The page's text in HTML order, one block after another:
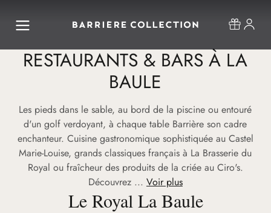
RESTAURANTS & BARS À LA
BAULE
Les pieds dans le sable, au bord de la piscine ou entouré
d'un golf verdoyant, à chaque table Barrière son cadre
enchanteur. Cuisine gastronomique sophistiquée au Castel
Marie-Louise, grands classiques français à La Brasserie du
Royal ou fraîcheur des produits de la criée au Ciro's.
Découvrez ... Voir plus
Le Royal La Baule